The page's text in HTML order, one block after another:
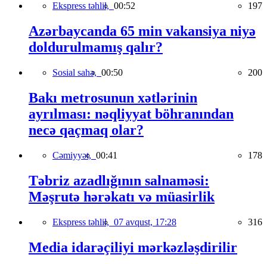
Ekspress təhlil, 00:52 197
Azərbaycanda 65 min vakansiya niyə
doldurulmamış qalır?
Sosial sahə, 00:50 200
Bakı metrosunun xətlərinin
ayrılması: nəqliyyat böhranından
necə qaçmaq olar?
Cəmiyyət, 00:41 178
Təbriz azadlığının salnaməsi:
Məşrutə hərəkatı və müasirlik
Ekspress təhlil, 07 avqust, 17:28 316
Media idarəçiliyi mərkəzləşdirilir